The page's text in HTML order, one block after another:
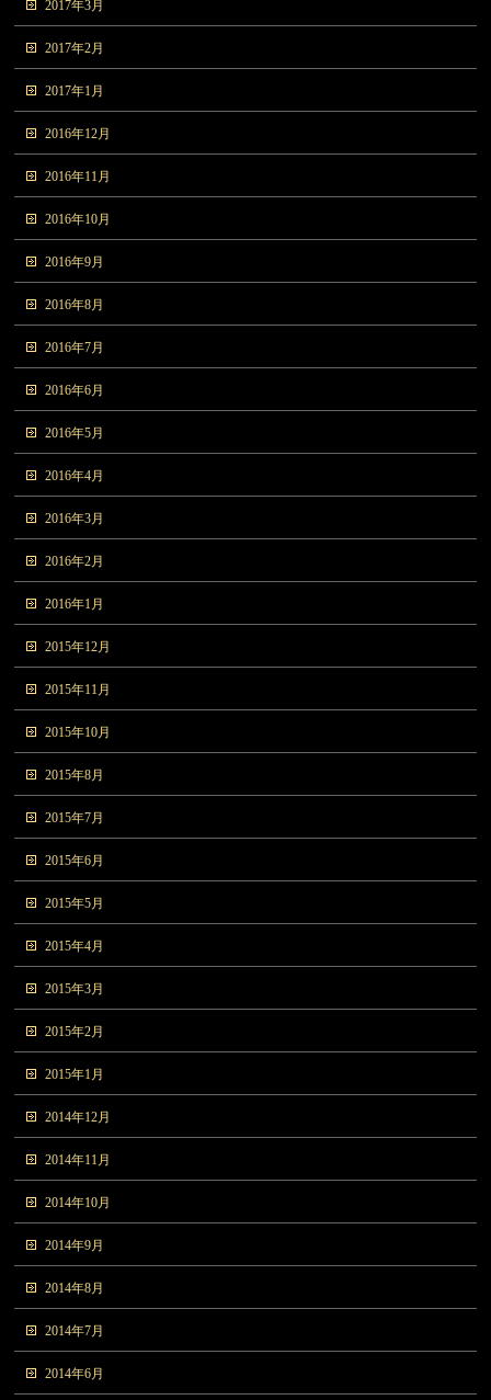
2017年3月
2017年2月
2017年1月
2016年12月
2016年11月
2016年10月
2016年9月
2016年8月
2016年7月
2016年6月
2016年5月
2016年4月
2016年3月
2016年2月
2016年1月
2015年12月
2015年11月
2015年10月
2015年8月
2015年7月
2015年6月
2015年5月
2015年4月
2015年3月
2015年2月
2015年1月
2014年12月
2014年11月
2014年10月
2014年9月
2014年8月
2014年7月
2014年6月